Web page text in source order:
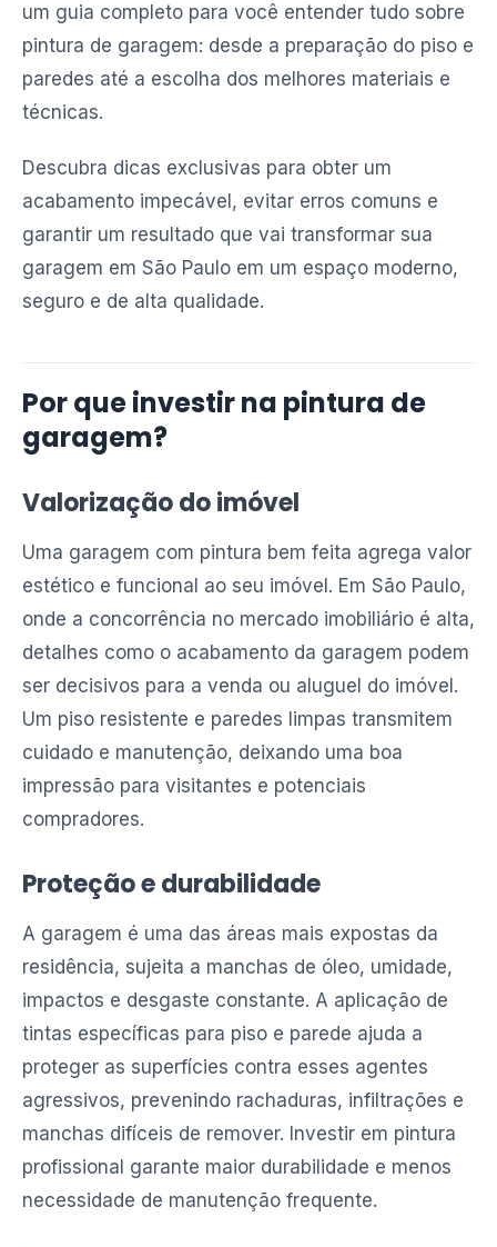
um guia completo para você entender tudo sobre
pintura de garagem: desde a preparação do piso e
paredes até a escolha dos melhores materiais e
técnicas.
Descubra dicas exclusivas para obter um
acabamento impecável, evitar erros comuns e
garantir um resultado que vai transformar sua
garagem em São Paulo em um espaço moderno,
seguro e de alta qualidade.
Por que investir na pintura de
garagem?
Valorização do imóvel
Uma garagem com pintura bem feita agrega valor
estético e funcional ao seu imóvel. Em São Paulo,
onde a concorrência no mercado imobiliário é alta,
detalhes como o acabamento da garagem podem
ser decisivos para a venda ou aluguel do imóvel.
Um piso resistente e paredes limpas transmitem
cuidado e manutenção, deixando uma boa
impressão para visitantes e potenciais
compradores.
Proteção e durabilidade
A garagem é uma das áreas mais expostas da
residência, sujeita a manchas de óleo, umidade,
impactos e desgaste constante. A aplicação de
tintas específicas para piso e parede ajuda a
proteger as superfícies contra esses agentes
agressivos, prevenindo rachaduras, infiltrações e
manchas difíceis de remover. Investir em pintura
profissional garante maior durabilidade e menos
necessidade de manutenção frequente.